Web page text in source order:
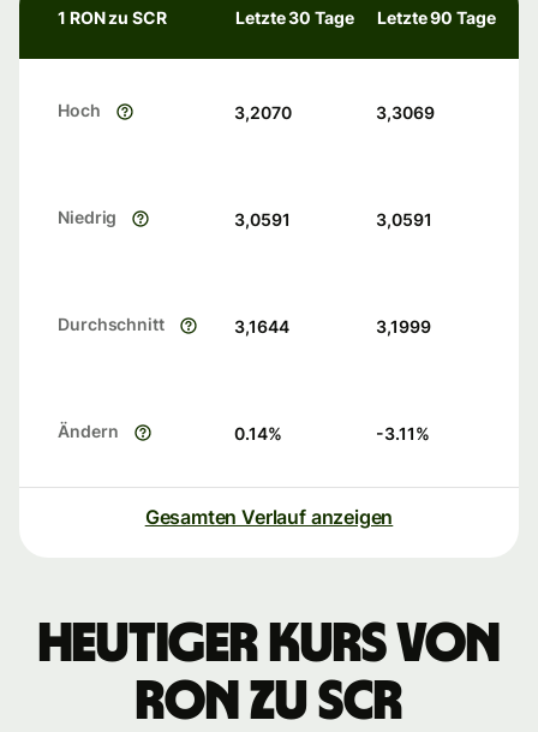
1 RON zu SCR Letzte 30 Tage Letzte 90 Tage
Hoch 3,2070 3,3069
Niedrig 3,0591 3,0591
Durchschnitt 3,1644 3,1999
Ändern 0.14% -3.11%
Gesamten Verlauf anzeigen
Heutiger Kurs von
RON zu SCR